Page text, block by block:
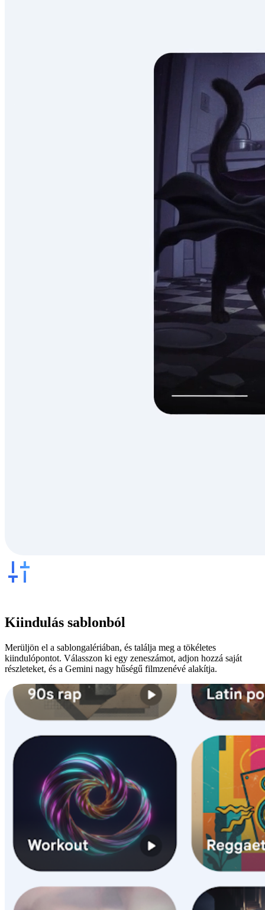
Kiindulás sablonból
Merüljön el a sablongalériában, és találja meg a tökéletes
kiindulópontot. Válasszon ki egy zeneszámot, adjon hozzá saját
részleteket, és a Gemini nagy hűségű filmzenévé alakítja.